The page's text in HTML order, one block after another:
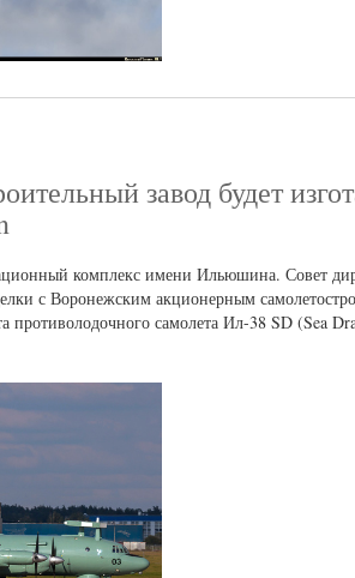
завод будет
комплекс имени Ильюшина. Совет
с Воронежским акционерным
противолодочного самолета Ил-38 SD (Sea